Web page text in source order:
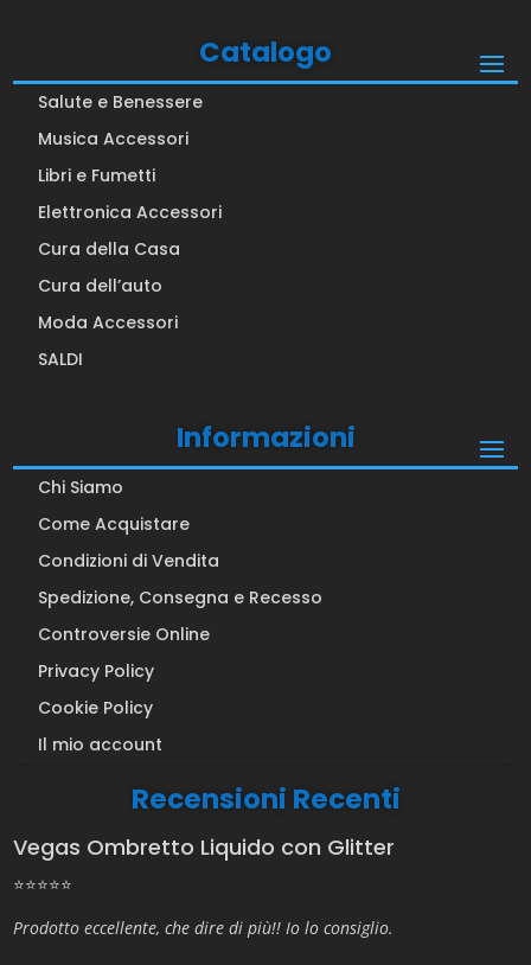
Catalogo
Salute e Benessere
Musica Accessori
Libri e Fumetti
Elettronica Accessori
Cura della Casa
Cura dell’auto
Moda Accessori
SALDI
Informazioni
Chi Siamo
Come Acquistare
Condizioni di Vendita
Spedizione, Consegna e Recesso
Controversie Online
Privacy Policy
Cookie Policy
Il mio account
Recensioni Recenti
Vegas Ombretto Liquido con Glitter
⭐⭐⭐⭐⭐
Prodotto eccellente, che dire di più!! Io lo consiglio.